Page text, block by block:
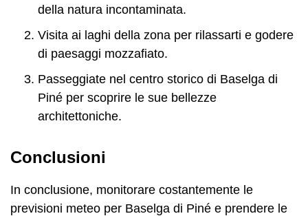
della natura incontaminata.
Visita ai laghi della zona per rilassarti e godere
di paesaggi mozzafiato.
Passeggiate nel centro storico di Baselga di
Piné per scoprire le sue bellezze
architettoniche.
Conclusioni
In conclusione, monitorare costantemente le
previsioni meteo per Baselga di Piné e prendere le